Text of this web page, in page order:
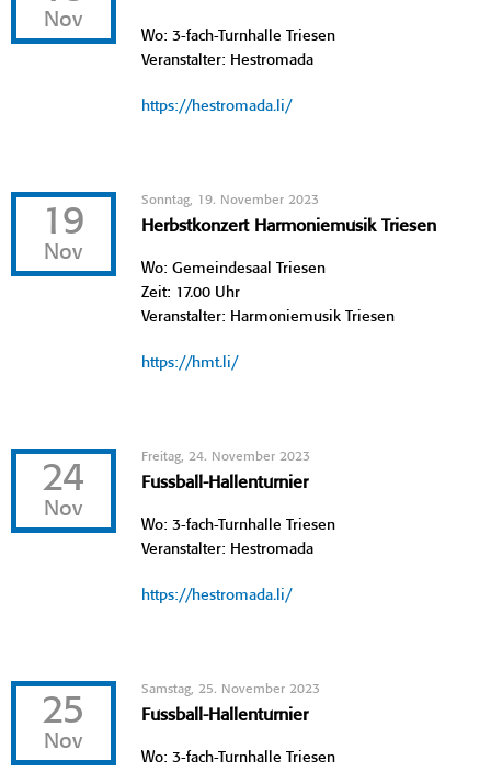
Nov
Wo: 3-fach-Turnhalle Triesen
Veranstalter: Hestromada
https://hestromada.li/
19
Nov
Sonntag, 19. November 2023
Herbstkonzert Harmoniemusik Triesen
Wo: Gemeindesaal Triesen
Zeit: 17.00 Uhr
Veranstalter: Harmoniemusik Triesen
https://hmt.li/
24
Nov
Freitag, 24. November 2023
Fussball-Hallenturnier
Wo: 3-fach-Turnhalle Triesen
Veranstalter: Hestromada
https://hestromada.li/
25
Nov
Samstag, 25. November 2023
Fussball-Hallenturnier
Wo: 3-fach-Turnhalle Triesen